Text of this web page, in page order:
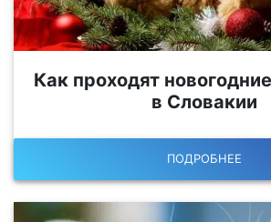
Как проходят
в Словакии
ПОДРОБНЕЕ